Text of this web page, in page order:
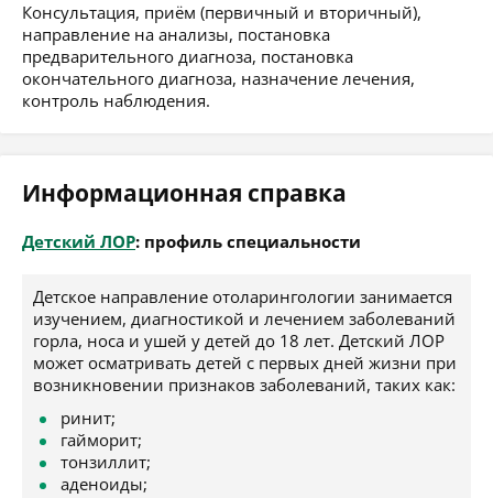
Консультация, приём (первичный и вторичный),
направление на анализы, постановка
предварительного диагноза, постановка
окончательного диагноза, назначение лечения,
контроль наблюдения.
Информационная справка
Детский ЛОР: профиль специальности
Детское направление отоларингологии занимается
изучением, диагностикой и лечением заболеваний
горла, носа и ушей у детей до 18 лет. Детский ЛОР
может осматривать детей с первых дней жизни при
возникновении признаков заболеваний, таких как:
ринит;
гайморит;
тонзиллит;
аденоиды;